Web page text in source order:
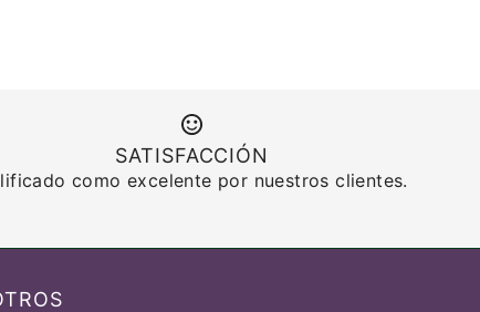
SATISFACCIÓN
como excelente por nuestros clientes.